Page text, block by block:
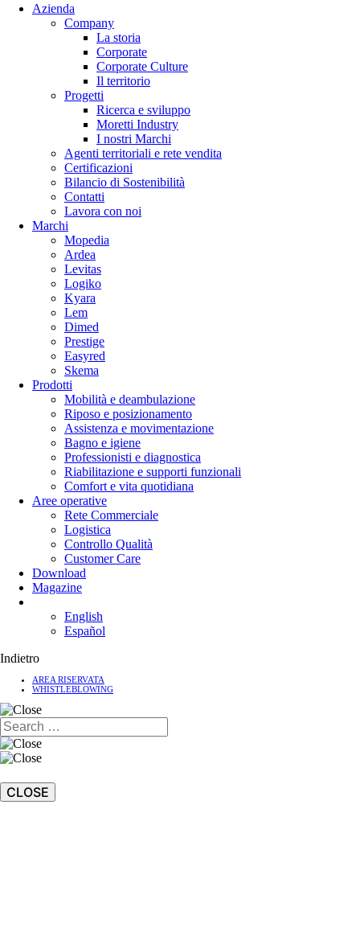
Azienda
Company
La storia
Corporate
Corporate Culture
Il territorio
Progetti
Ricerca e sviluppo
Moretti Industry
I nostri Marchi
Agenti territoriali e rete vendita
Certificazioni
Bilancio di Sostenibilità
Contatti
Lavora con noi
Marchi
Mopedia
Ardea
Levitas
Logiko
Kyara
Lem
Dimed
Prestige
Easyred
Skema
Prodotti
Mobilità e deambulazione
Riposo e posizionamento
Assistenza e movimentazione
Bagno e igiene
Professionisti e diagnostica
Riabilitazione e supporti funzionali
Comfort e vita quotidiana
Aree operative
Rete Commerciale
Logistica
Controllo Qualità
Customer Care
Download
Magazine
English
Español
Indietro
AREA RISERVATA
WHISTLEBLOWING
CLOSE